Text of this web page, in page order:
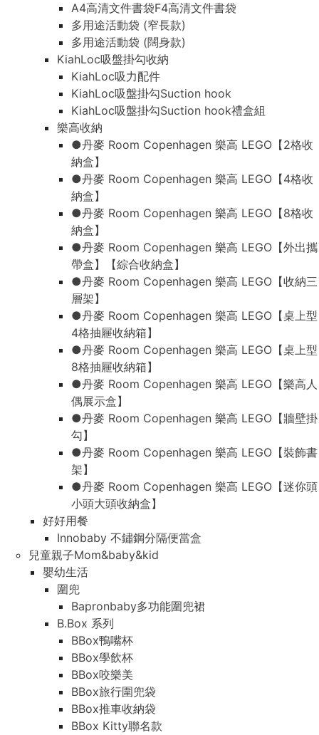
A4高清文件書袋F4高清文件書袋
多用途活動袋 (窄長款)
多用途活動袋 (闊身款)
KiahLoc吸盤掛勾收納
KiahLoc吸力配件
KiahLoc吸盤掛勾Suction hook
KiahLoc吸盤掛勾Suction hook禮盒組
樂高收納
●丹麥 Room Copenhagen 樂高 LEGO【2格收
納盒】
●丹麥 Room Copenhagen 樂高 LEGO【4格收
納盒】
●丹麥 Room Copenhagen 樂高 LEGO【8格收
納盒】
●丹麥 Room Copenhagen 樂高 LEGO【外出攜
帶盒】【綜合收納盒】
●丹麥 Room Copenhagen 樂高 LEGO【收納三
層架】
●丹麥 Room Copenhagen 樂高 LEGO【桌上型
4格抽屜收納箱】
●丹麥 Room Copenhagen 樂高 LEGO【桌上型
8格抽屜收納箱】
●丹麥 Room Copenhagen 樂高 LEGO【樂高人
偶展示盒】
●丹麥 Room Copenhagen 樂高 LEGO【牆壁掛
勾】
●丹麥 Room Copenhagen 樂高 LEGO【裝飾書
架】
●丹麥 Room Copenhagen 樂高 LEGO【迷你頭
小頭大頭收納盒】
好好用餐
Innobaby 不鏽鋼分隔便當盒
兒童親子Mom&baby&kid
嬰幼生活
圍兜
Bapronbaby多功能圍兜裙
B.Box 系列
BBox鴨嘴杯
BBox學飲杯
BBox咬樂美
BBox旅行圍兜袋
BBox推車收納袋
BBox Kitty聯名款